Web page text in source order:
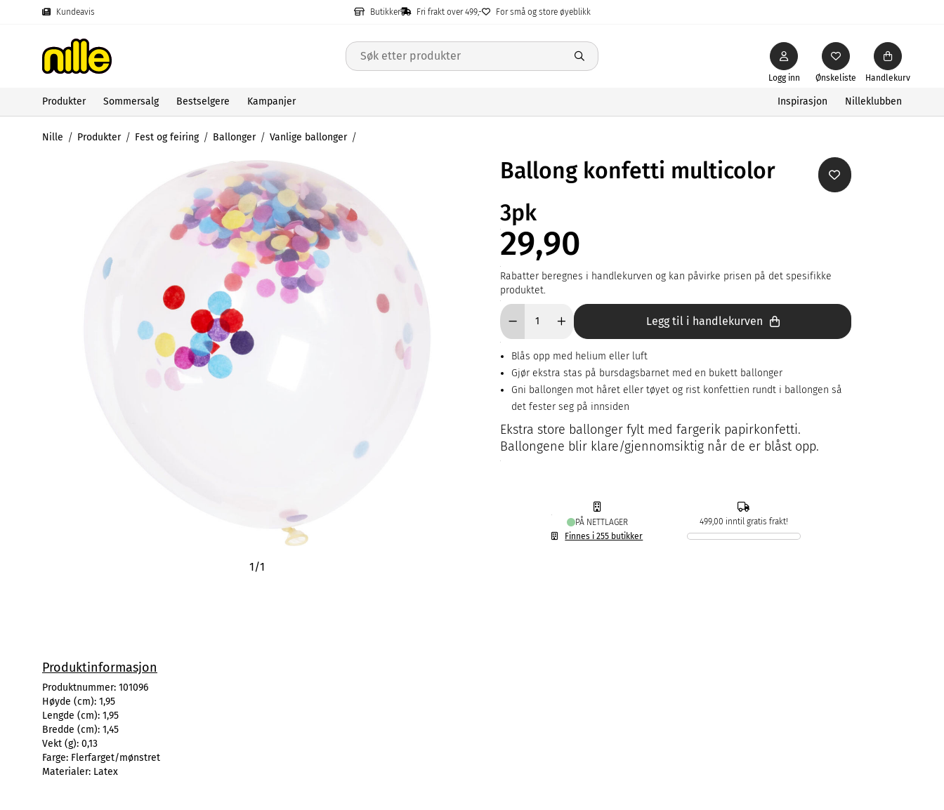
Kundeavis Butikker Fri frakt over 499,- For små og store øyeblikk
Ønskeliste
Logg inn Handlekurv
Produkter Sommersalg Bestselgere Kampanjer Inspirasjon Nilleklubben
Nille Produkter Fest og feiring Ballonger Vanlige ballonger
1/1
Ballong konfetti multicolor
3pk
29,90
Rabatter beregnes i handlekurven og kan påvirke prisen på det spesifikke
produktet.
Legg til i handlekurven
Blås opp med helium eller luft
Gjør ekstra stas på bursdagsbarnet med en bukett ballonger
Gni ballongen mot håret eller tøyet og rist konfettien rundt i ballongen så
det fester seg på innsiden
Ekstra store ballonger fylt med fargerik papirkonfetti.
Ballongene blir klare/gjennomsiktig når de er blåst opp.
PÅ NETTLAGER
Finnes i 255 butikker
499,00 inntil gratis frakt!
Produktinformasjon
Produktnummer: 101096
Høyde (cm): 1,95
Lengde (cm): 1,95
Bredde (cm): 1,45
Vekt (g): 0,13
Farge: Flerfarget/mønstret
Materialer: Latex